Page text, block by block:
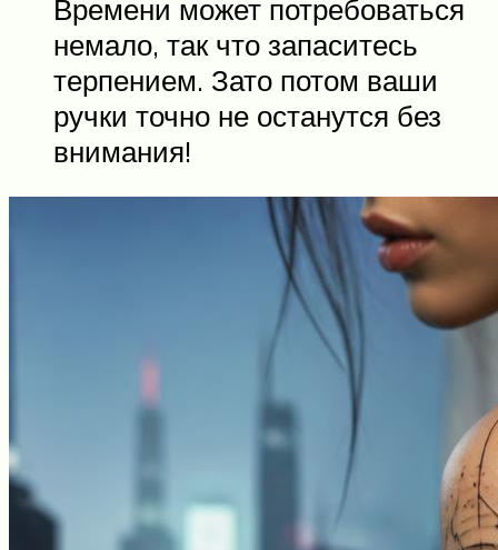
Времени может потребоваться
немало, так что запаситесь
терпением. Зато потом ваши
ручки точно не останутся без
внимания!